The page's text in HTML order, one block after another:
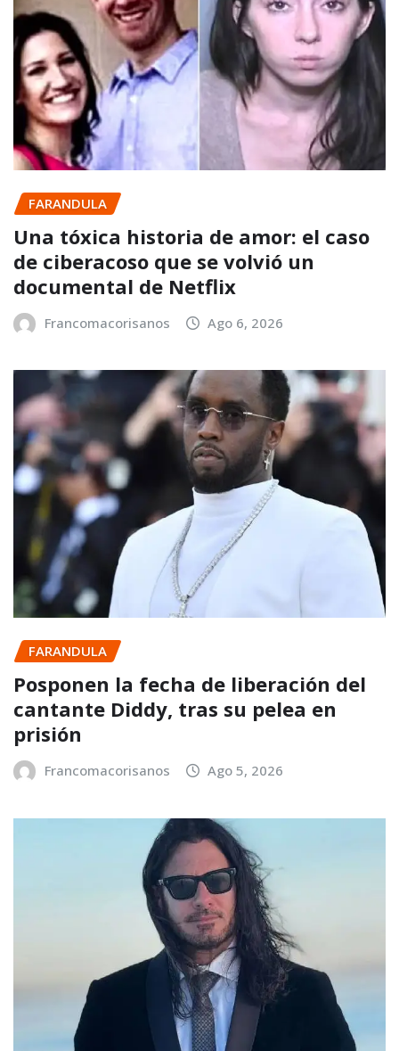
FARANDULA
Una tóxica historia de amor: el caso
de ciberacoso que se volvió un
documental de Netflix
Francomacorisanos Ago 6, 2026
FARANDULA
Posponen la fecha de liberación del
cantante Diddy, tras su pelea en
prisión
Francomacorisanos Ago 5, 2026